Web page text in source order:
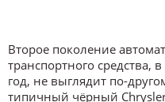
Второе поколение
транспортного средства,
год, не выглядит по-
типичный чёрный